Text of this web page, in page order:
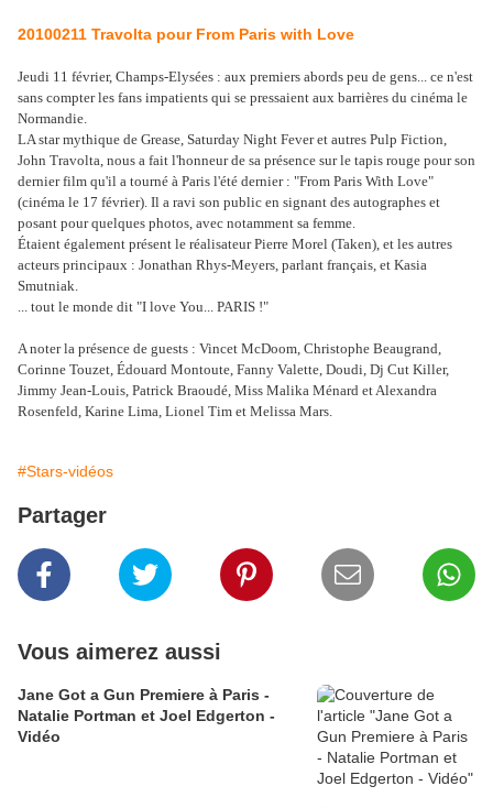
20100211 Travolta pour From Paris with Love
Jeudi 11 février, Champs-Elysées : aux premiers abords peu de gens... ce n'est
sans compter les fans impatients qui se pressaient aux barrières du cinéma le
Normandie.
LA star mythique de Grease, Saturday Night Fever et autres Pulp Fiction,
John Travolta, nous a fait l'honneur de sa présence sur le tapis rouge pour son
dernier film qu'il a tourné à Paris l'été dernier : "From Paris With Love"
(cinéma le 17 février). Il a ravi son public en signant des autographes et
posant pour quelques photos, avec notamment sa femme.
Étaient également présent le réalisateur Pierre Morel (Taken), et les autres
acteurs principaux : Jonathan Rhys-Meyers, parlant français, et Kasia
Smutniak.
... tout le monde dit "I love You... PARIS !"
A noter la présence de guests : Vincet McDoom, Christophe Beaugrand,
Corinne Touzet, Édouard Montoute, Fanny Valette, Doudi, Dj Cut Killer,
Jimmy Jean-Louis, Patrick Braoudé, Miss Malika Ménard et Alexandra
Rosenfeld, Karine Lima, Lionel Tim et Melissa Mars.
#Stars-vidéos
Partager
Vous aimerez aussi
Jane Got a Gun Premiere à Paris -
Natalie Portman et Joel Edgerton -
Vidéo